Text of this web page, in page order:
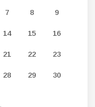
7 8 9
14 15 16
21 22 23
28 29 30